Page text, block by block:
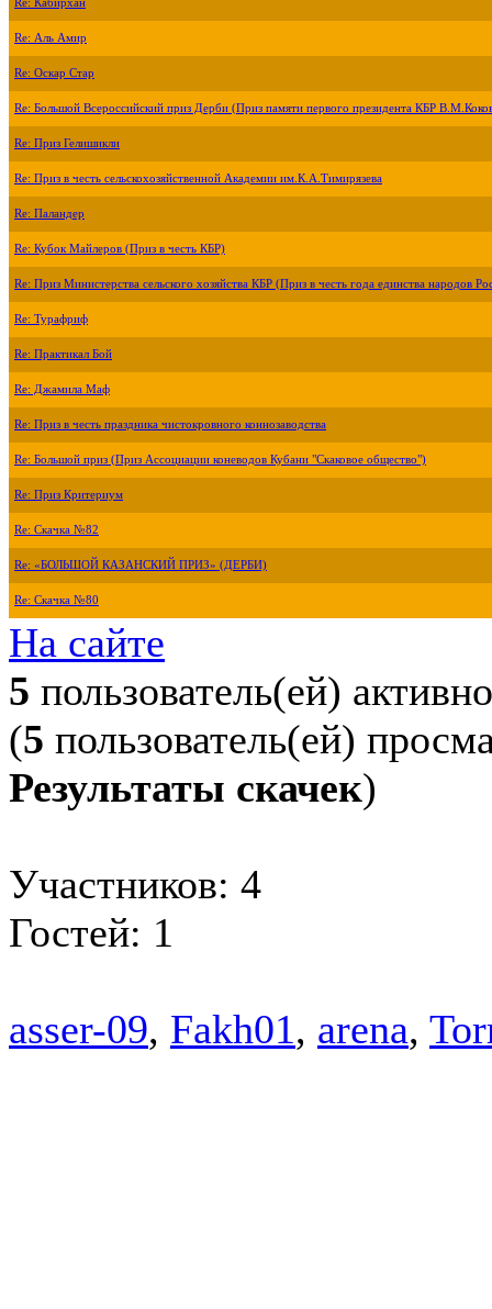
Re: Кабирхан
Re: Аль Амир
Re: Оскар Стар
Re: Большой Всероссийский приз Дерби (Приз памяти первого президента КБР
Re: Приз Гелишикли
Re: Приз в честь сельскохозяйственной Академии им.К.А.Тимирязева
Re: Паландер
Re: Кубок Майлеров (Приз в честь КБР)
Re: Приз Министерства сельского хозяйства КБР (Приз в честь года единства народов
Re: Турафриф
Re: Практикал Бой
Re: Джамила Маф
Re: Приз в честь праздника чистокровного коннозаводства
Re: Большой приз (Приз Ассоциации коневодов Кубани "Скаковое общество")
Re: Приз Критериум
Re: Скачка №82
Re: «БОЛЬШОЙ КАЗАНСКИЙ ПРИЗ» (ДЕРБИ)
Re: Скачка №80
На сайте
5 пользователь(ей) активно
(5 пользователь(ей)
Результаты скачек)
Участников: 4
Гостей: 1
asser-09, Fakh01, arena,